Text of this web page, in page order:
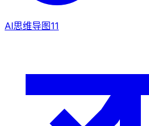
AI思维导图11